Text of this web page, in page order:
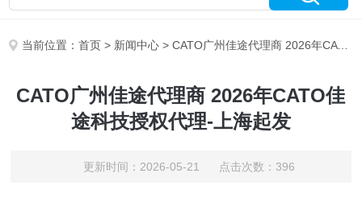
当前位置：首页 > 新闻中心 > CATO广州佳途代理商 2026年CATO佳途科技授权代理-上海起发
CATO广州佳途代理商 2026年CATO佳
途科技授权代理-上海起发
更新时间：2026-05-21 点击次数：396